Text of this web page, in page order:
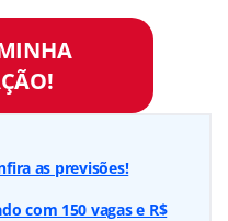
as previsões!
com 150 vagas e R$